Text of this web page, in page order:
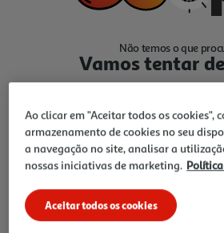
Não temos o que
Vamos tentar
Ir para Homepage
Ao clicar em "Aceitar todos os cookies",
armazenamento de cookies no seu
a navegação no site, analisar a
nossas iniciativas de marketing.
Aceitar todos os cookies